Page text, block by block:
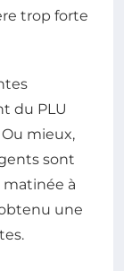
trop forte
du PLU
mieux,
sont
matinée à
une